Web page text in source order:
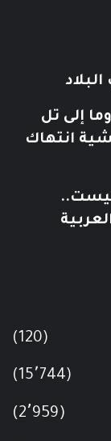
إلى تل
انتهاك
(120)
(15٬744)
(2٬959)